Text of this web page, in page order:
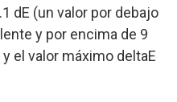
dE (un valor por debajo
y por encima de 9
el valor máximo deltaE